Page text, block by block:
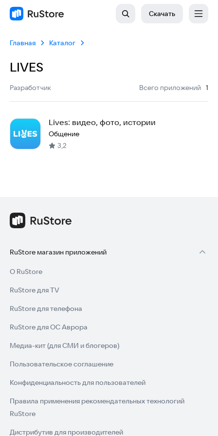
Скачать
Главная Каталог
LIVES
Разработчик Всего приложений
: 1
Lives: видео, фото, истории
Общение
3,2
RuStore магазин приложений
О RuStore
RuStore для TV
RuStore для телефона
RuStore для ОС Аврора
Медиа-кит (для СМИ и блогеров)
Пользовательское соглашение
Конфиденциальность для пользователей
Правила применения рекомендательных технологий
RuStore
Дистрибутив для производителей